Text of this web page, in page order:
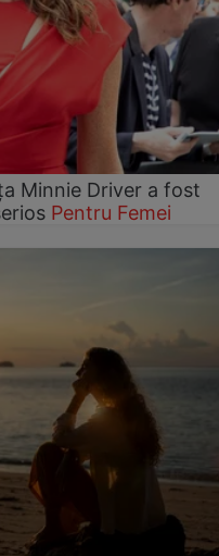
Minnie Driver a fost
Pentru Femei